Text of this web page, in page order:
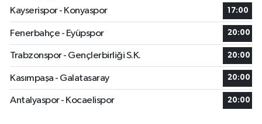
Kayserispor - Konyaspor
17:00
Fenerbahçe - Eyüpspor 20:00
Trabzonspor - Gençlerbirliği S.K. 20:00
Kasımpaşa - Galatasaray 20:00
Antalyaspor - Kocaelispor 20:00